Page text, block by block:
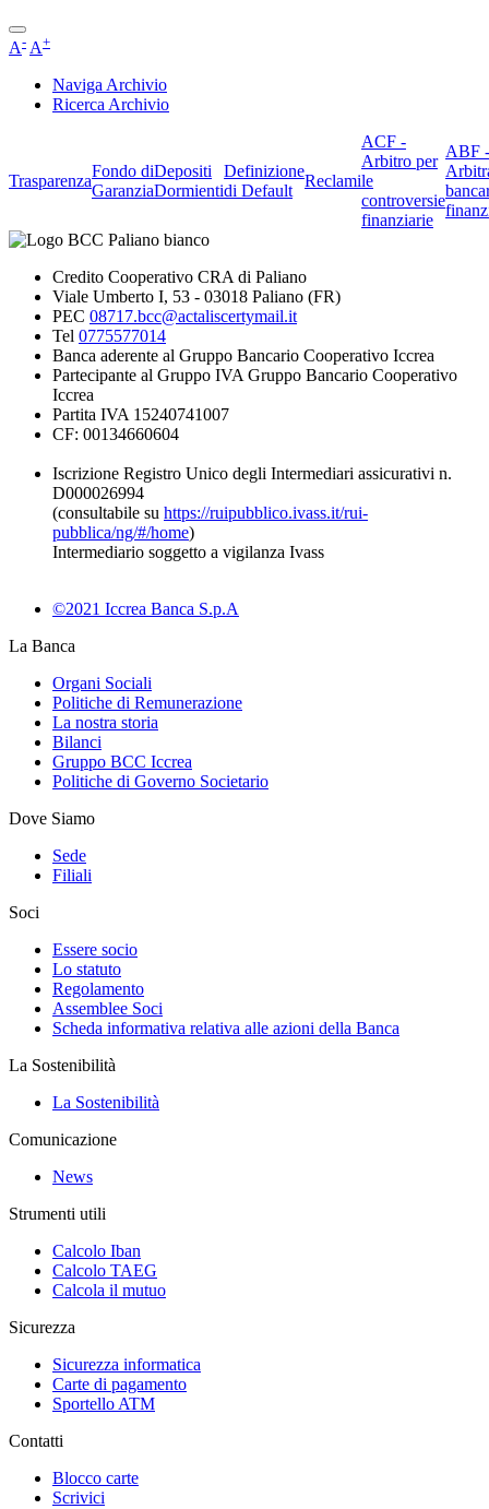
A- A+
Naviga Archivio
Ricerca Archivio
Trasparenza
Fondo di
Garanzia
Depositi
Dormienti
Definizione
di Default
Reclami
ACF -
Arbitro per
le
controversie
finanziarie
ABF -
Credito Cooperativo CRA di Paliano
Viale Umberto I, 53 - 03018 Paliano (FR)
PEC 08717.bcc@actaliscertymail.it
Tel 0775577014
Banca aderente al Gruppo Bancario Cooperativo Iccrea
Partecipante al Gruppo IVA Gruppo Bancario Cooperativo
Iccrea
Partita IVA 15240741007
CF: 00134660604
Iscrizione Registro Unico degli Intermediari assicurativi n.
D000026994
(consultabile su https://ruipubblico.ivass.it/rui-
pubblica/ng/#/home)
Intermediario soggetto a vigilanza Ivass
©2021 Iccrea Banca S.p.A
La Banca
Organi Sociali
Politiche di Remunerazione
La nostra storia
Bilanci
Gruppo BCC Iccrea
Politiche di Governo Societario
Dove Siamo
Sede
Filiali
Soci
Essere socio
Lo statuto
Regolamento
Assemblee Soci
Scheda informativa relativa alle azioni della Banca
La Sostenibilità
La Sostenibilità
Comunicazione
News
Strumenti utili
Calcolo Iban
Calcolo TAEG
Calcola il mutuo
Sicurezza
Sicurezza informatica
Carte di pagamento
Sportello ATM
Contatti
Blocco carte
Scrivici